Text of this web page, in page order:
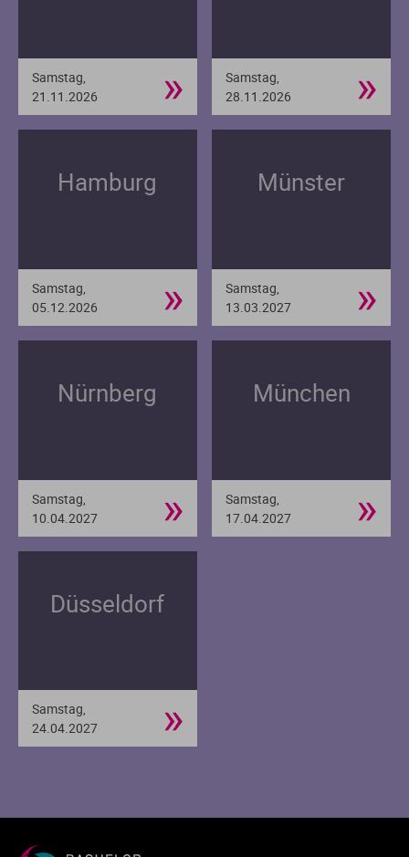
Samstag,
21.11.2026
»
Samstag,
28.11.2026
»
Hamburg
Samstag,
05.12.2026
»
Münster
Samstag,
13.03.2027
»
Nürnberg
Samstag,
10.04.2027
»
München
Samstag,
17.04.2027
»
Düsseldorf
Samstag,
24.04.2027
»